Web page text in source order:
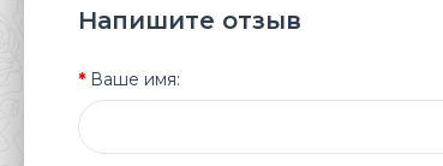
Напишите отзыв
Ваше имя: